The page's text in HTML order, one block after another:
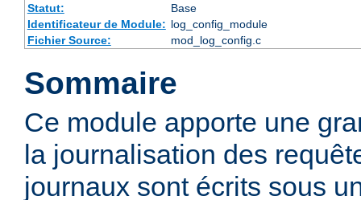
Statut:
Base
Identificateur de Module: log_config_module
Fichier Source:
mod_log_config.c
Sommaire
Ce module apporte une
la journalisation des
journaux sont écrits sous